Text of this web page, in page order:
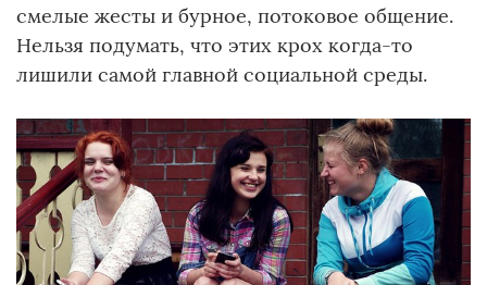
смелые жесты и бурное, потоковое общение.
Нельзя подумать, что этих крох когда-то
лишили самой главной социальной среды.